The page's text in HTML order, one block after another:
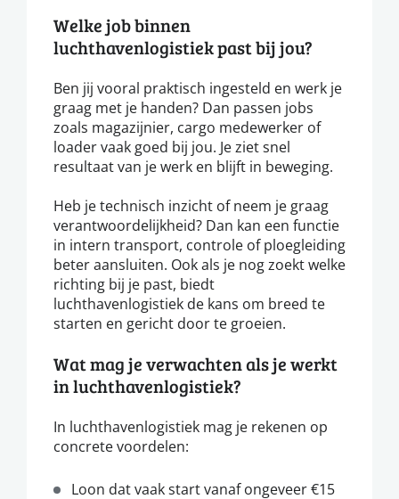
Welke job binnen
luchthavenlogistiek past bij jou?
Ben jij vooral praktisch ingesteld en werk je
graag met je handen? Dan passen jobs
zoals magazijnier, cargo medewerker of
loader vaak goed bij jou. Je ziet snel
resultaat van je werk en blijft in beweging.
Heb je technisch inzicht of neem je graag
verantwoordelijkheid? Dan kan een functie
in intern transport, controle of ploegleiding
beter aansluiten. Ook als je nog zoekt welke
richting bij je past, biedt
luchthavenlogistiek de kans om breed te
starten en gericht door te groeien.
Wat mag je verwachten als je werkt
in luchthavenlogistiek?
In luchthavenlogistiek mag je rekenen op
concrete voordelen:
Loon dat vaak start vanaf ongeveer €15